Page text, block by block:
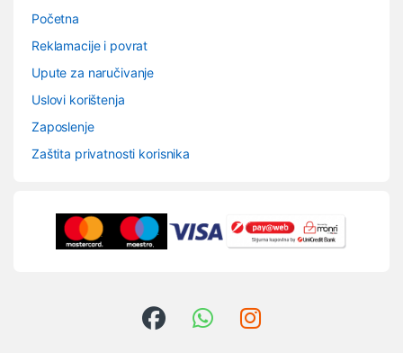
Početna
Reklamacije i povrat
Upute za naručivanje
Uslovi korištenja
Zaposlenje
Zaštita privatnosti korisnika